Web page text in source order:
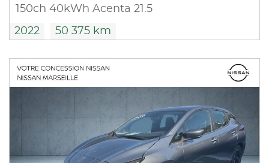
150ch 40kWh Acenta 21.5
2022 50 375 km